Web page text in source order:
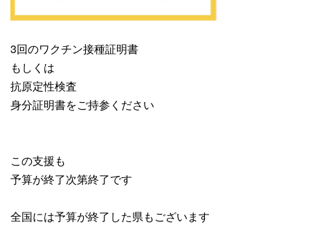
3回のワクチン接種証明書
もしくは
抗原定性検査
身分証明書をご持参ください
この支援も
予算が終了次第終了です
全国には予算が終了した県もございます